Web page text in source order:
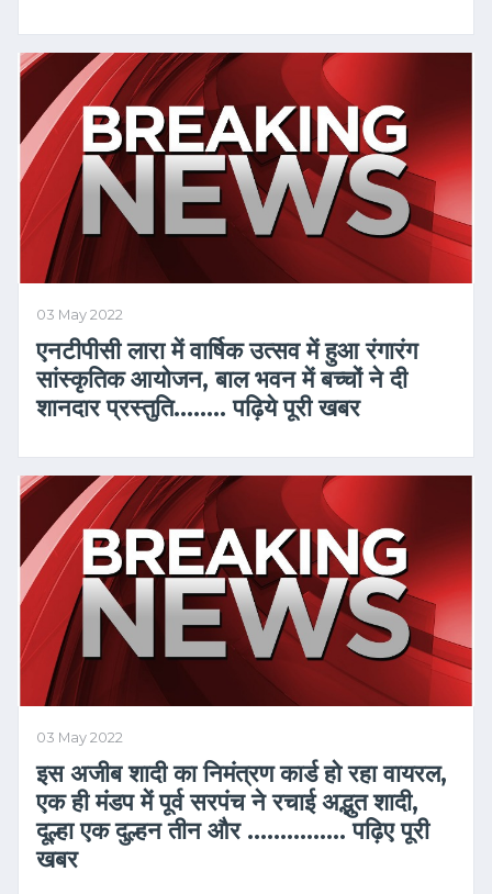
03 May 2022
एनटीपीसी लारा में वार्षिक उत्सव में हुआ रंगारंग
सांस्कृतिक आयोजन, बाल भवन में बच्चों ने दी
शानदार प्रस्तुति…….. पढ़िये पूरी खबर
03 May 2022
इस अजीब शादी का निमंत्रण कार्ड हो रहा वायरल,
एक ही मंडप में पूर्व सरपंच ने रचाई अद्भुत शादी,
दूल्हा एक दुल्हन तीन और …………… पढ़िए पूरी
खबर